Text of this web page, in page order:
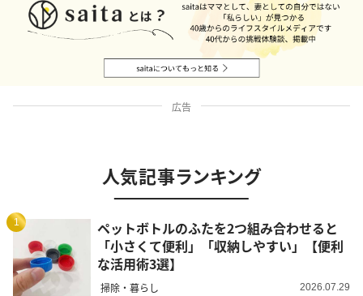
広告
人気記事ランキング
1
ペットボトルのふたを2つ組み合わせると
「小さくて便利」「収納しやすい」【便利
な活用術3選】
掃除・暮らし 2026.07.29